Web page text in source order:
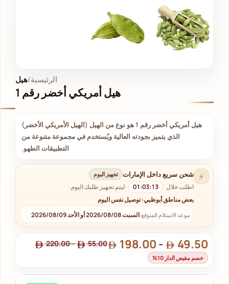
الرئيسية هيل
هيل أمريكي أخضر رقم 1
هيل أمريكي أخضر رقم 1 هو نوع من الهيل (الهيل الأمريكي الأخضر)
الذي يتميز بجودته العالية ويُستخدم في مجموعة متنوعة من
التطبيقات الطهو.
⚡ شحن سريع داخل الإمارات تجهيز اليوم
اطلب خلال 01:03:12
ليتم تجهيز طلبك اليوم.
بعض مناطق أبوظبي: توصيل نفس اليوم
موعد الاستلام المتوقع:السبت 2026/08/08 أو الأحد 2026/08/09
55.00
-
220.00 49.50
-
198.00
خصم مقيض الدار 10%